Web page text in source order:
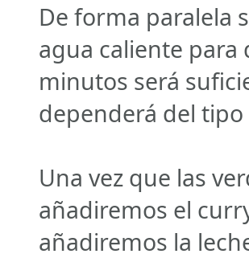
De forma paralela
agua caliente para
minutos será
dependerá del
Una vez que las
añadiremos el
añadiremos la